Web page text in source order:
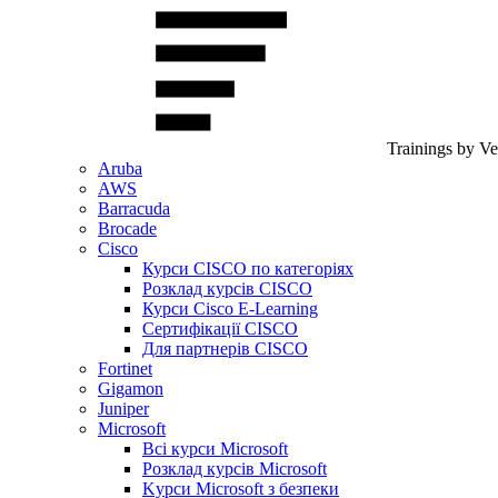
Trainings by
Aruba
AWS
Barracuda
Brocade
Cisco
Курси CISCO по категоріях
Розклад курсів CISCO
Курси Cisco E-Learning
Сертифікації CISCO
Для партнерів CISCO
Fortinet
Gigamon
Juniper
Microsoft
Всі курси Microsoft
Розклад курсів Microsoft
Kyрси Microsoft з безпеки